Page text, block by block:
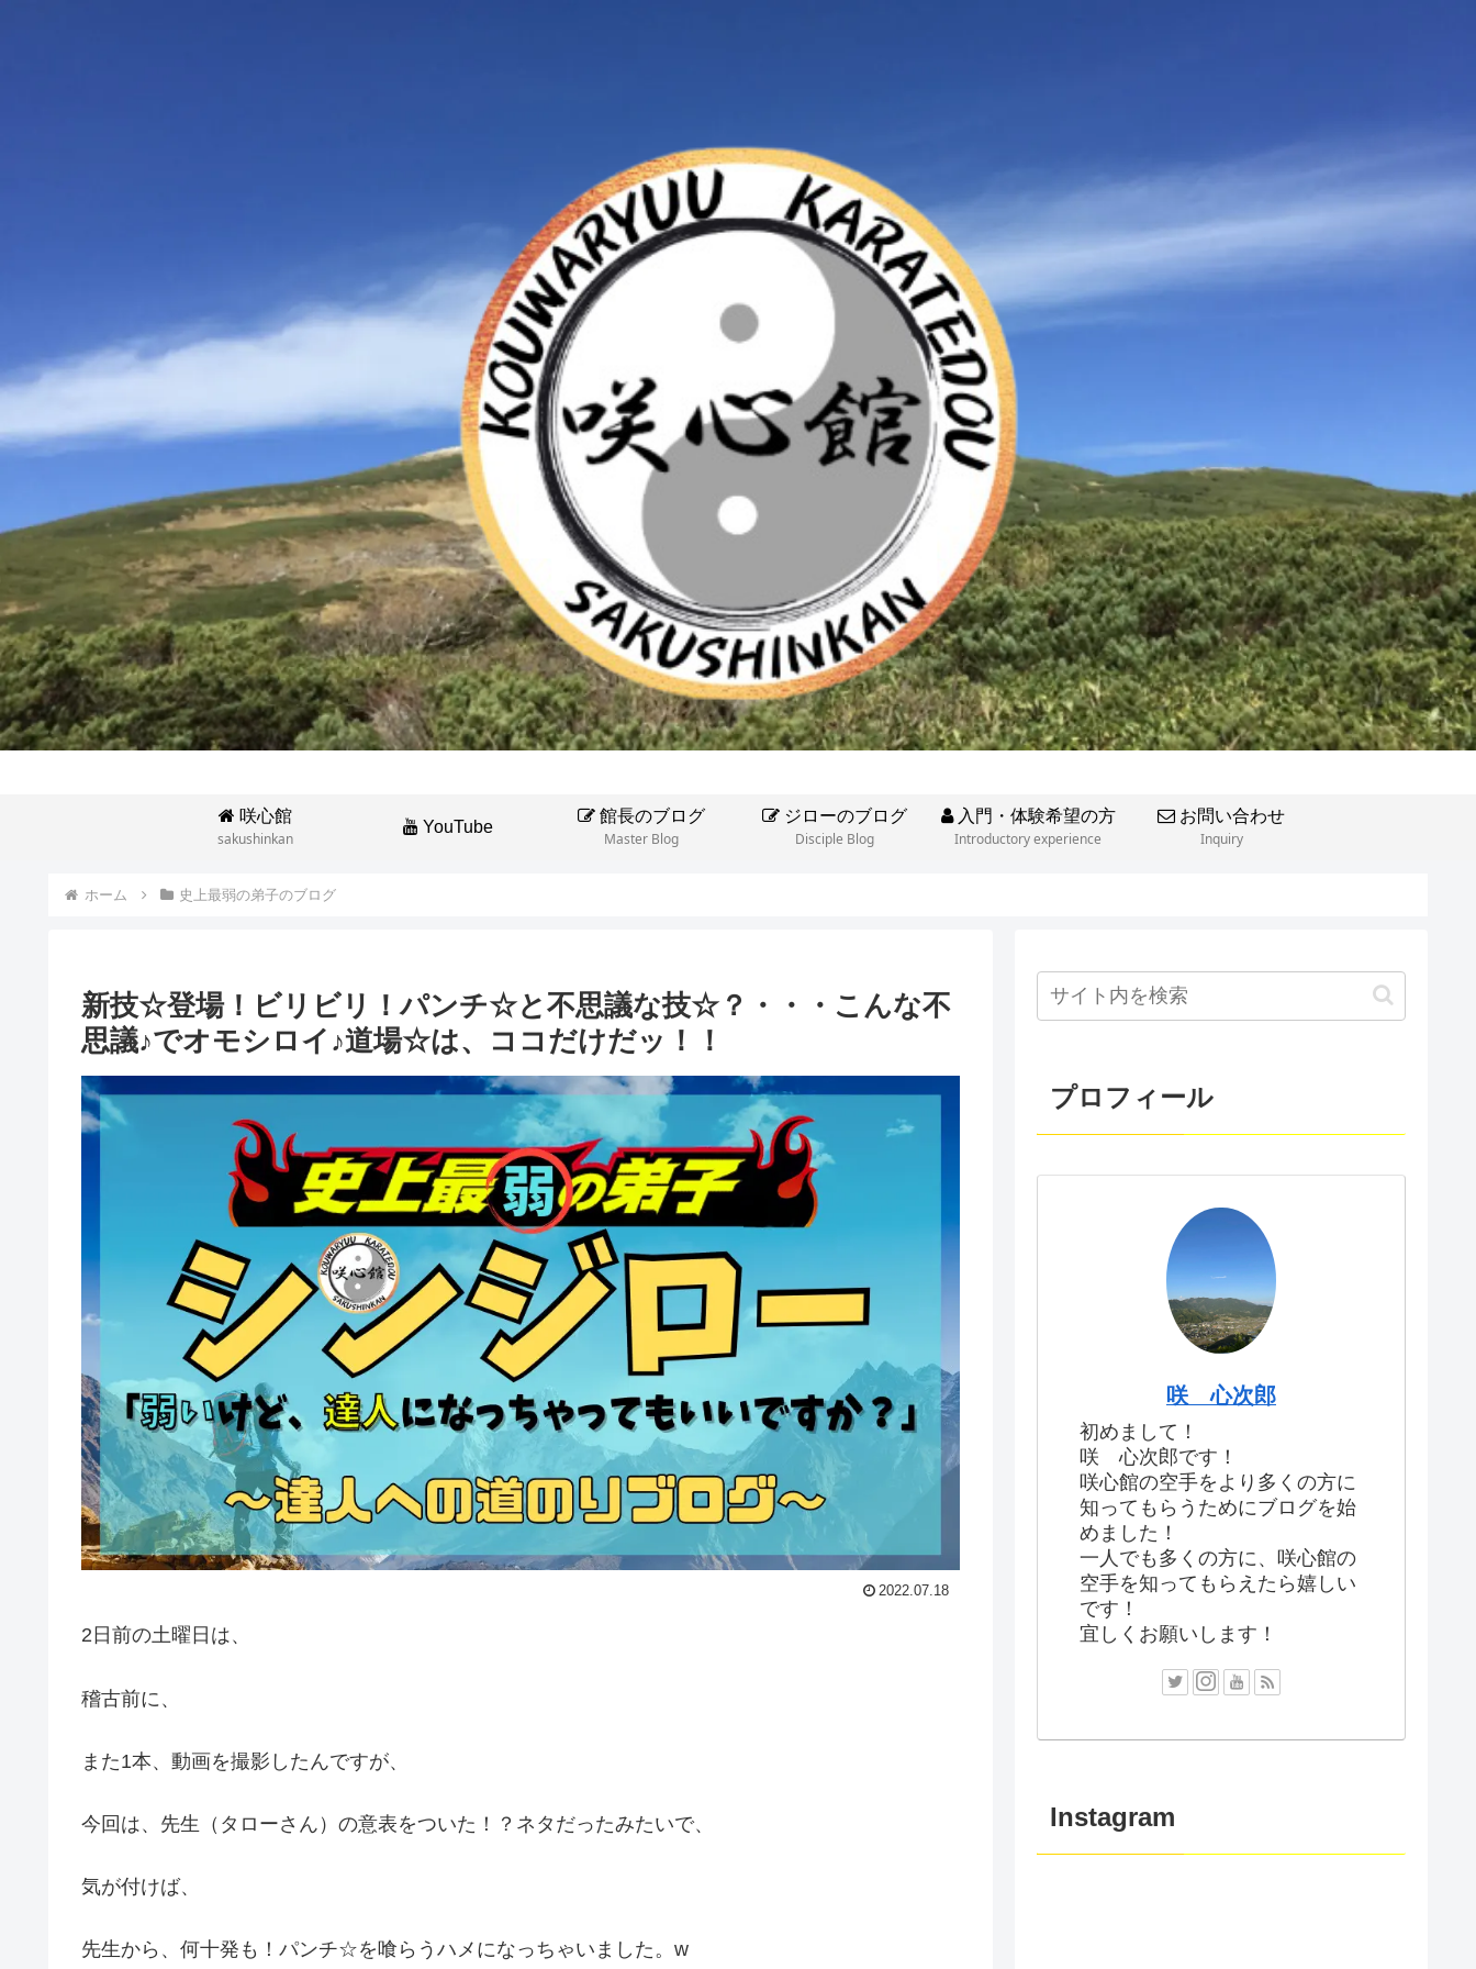
咲心館
sakushinkan
YouTube
館長のブログ
Master Blog
ジローのブログ
Disciple Blog
入門・体験希望の方
Introductory experience
お問い合わせ
Inquiry
ホーム 史上最弱の弟子のブログ
新技☆登場！ビリビリ！パンチ☆と不思議な技☆？・・・こんな不
思議♪でオモシロイ♪道場☆は、ココだけだッ！！
2022.07.18
2日前の土曜日は、
稽古前に、
また1本、動画を撮影したんですが、
今回は、先生（タローさん）の意表をついた！？ネタだったみたいで、
気が付けば、
先生から、何十発も！パンチ☆を喰らうハメになっちゃいました。w
プロフィール
咲 心次郎
初めまして！
咲 心次郎です！
咲心館の空手をより多くの方に
知ってもらうためにブログを始
めました！
一人でも多くの方に、咲心館の
空手を知ってもらえたら嬉しい
です！
宜しくお願いします！
Instagram